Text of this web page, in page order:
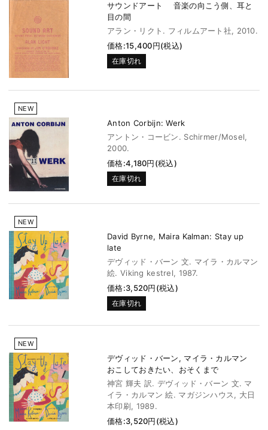
サウンドアート 音楽の向こう側、耳と
目の間
アラン・リクト. フィルムアート社, 2010.
価格:15,400円(税込)
在庫切れ
NEW
Anton Corbijn: Werk
アントン・コービン. Schirmer/Mosel,
2000.
価格:4,180円(税込)
在庫切れ
NEW
David Byrne, Maira Kalman: Stay up
late
デヴィッド・バーン 文. マイラ・カルマン
絵. Viking kestrel, 1987.
価格:3,520円(税込)
在庫切れ
NEW
デヴィッド・バーン, マイラ・カルマン
おこしておきたい、おそくまで
神宮 輝夫 訳. デヴィッド・バーン 文. マ
イラ・カルマン 絵. マガジンハウス, 大日
本印刷, 1989.
価格:3,520円(税込)